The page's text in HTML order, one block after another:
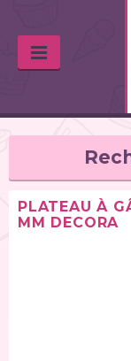
PLATEAU À
MM DECORA